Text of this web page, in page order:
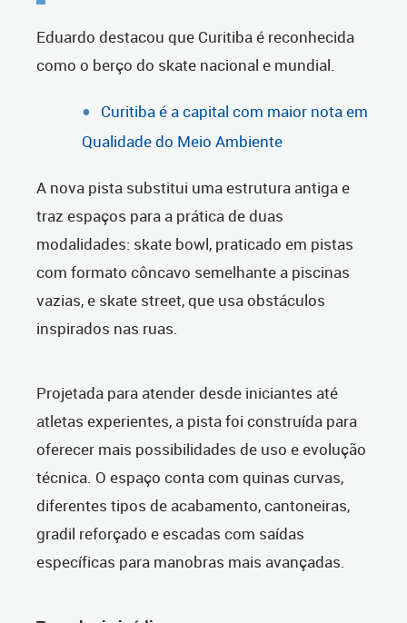
Eduardo destacou que Curitiba é reconhecida
como o berço do skate nacional e mundial.
Curitiba é a capital com maior nota em
Qualidade do Meio Ambiente
A nova pista substitui uma estrutura antiga e
traz espaços para a prática de duas
modalidades: skate bowl, praticado em pistas
com formato côncavo semelhante a piscinas
vazias, e skate street, que usa obstáculos
inspirados nas ruas.
Projetada para atender desde iniciantes até
atletas experientes, a pista foi construída para
oferecer mais possibilidades de uso e evolução
técnica. O espaço conta com quinas curvas,
diferentes tipos de acabamento, cantoneiras,
gradil reforçado e escadas com saídas
específicas para manobras mais avançadas.